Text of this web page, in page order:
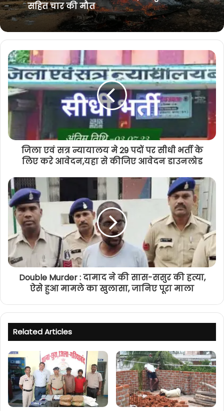
January 28, 2026
बिग ब्रेकिंग : चार्टर्ड विमान क्रैश, उपमुख्यमंत्री
सहित चार की मौत
प्रधानमंत्री मोदी ने क्यों कहा इस युवती को, दिल
छू लेने वाला था ये क्षण
जिला एवं सत्र न्यायालय मे 29 पदों पर सीधी भर्ती के
लिए करे आवेदन,यहा से कीजिए आवेदन डाउनलोड
Double Murder : दामाद ने की सास-ससुर की हत्या,
ऐसे हुआ मामले का खुलासा, जानिए पूरा माला
Related Articles